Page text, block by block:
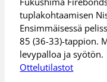
tuplakohtaamisen
Ensimmäisessä
85 (36-33)-tappion.
levypalloa ja syötön.
Ottelutilastot